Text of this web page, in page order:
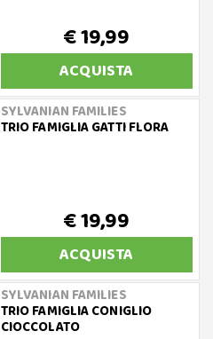
€ 19,99
ACQUISTA
SYLVANIAN FAMILIES
TRIO FAMIGLIA GATTI FLORA
€ 19,99
ACQUISTA
SYLVANIAN FAMILIES
TRIO FAMIGLIA CONIGLIO
CIOCCOLATO